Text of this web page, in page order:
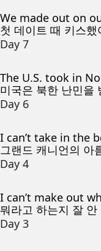
We made out on
첫 데이트 때 키스했
Day 7
The U.S. took in
미국은 북한 난민을
Day 6
I can’t take in the
그랜드 캐니언의 아
Day 4
I can’t make out
뭐라고 하는지 잘 안
Day 3